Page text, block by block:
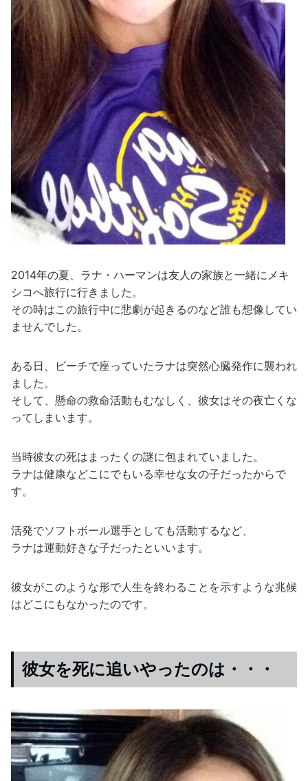
2014年の夏、ラナ・ハーマンは友人の家族と一緒にメキ
シコへ旅行に行きました。
その時はこの旅行中に悲劇が起きるのなど誰も想像してい
ませんでした。
ある日、ビーチで座っていたラナは突然心臓発作に襲われ
ました。
そして、懸命の救命活動もむなしく、彼女はその夜亡くな
ってしまいます。
当時彼女の死はまったくの謎に包まれていました。
ラナは健康などこにでもいる幸せな女の子だったからで
す。
活発でソフトボール選手としても活動するなど、
ラナは運動好きな子だったといいます。
彼女がこのような形で人生を終わることを示すような兆候
はどこにもなかったのです。
彼女を死に追いやったのは・・・